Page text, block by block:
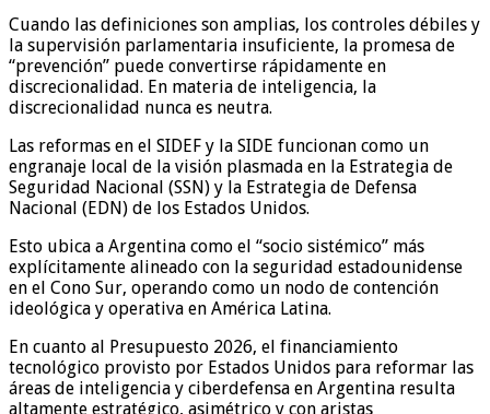
Cuando las definiciones son amplias, los controles débiles y
la supervisión parlamentaria insuficiente, la promesa de
“prevención” puede convertirse rápidamente en
discrecionalidad. En materia de inteligencia, la
discrecionalidad nunca es neutra.
Las reformas en el SIDEF y la SIDE funcionan como un
engranaje local de la visión plasmada en la Estrategia de
Seguridad Nacional (SSN) y la Estrategia de Defensa
Nacional (EDN) de los Estados Unidos.
Esto ubica a Argentina como el “socio sistémico” más
explícitamente alineado con la seguridad estadounidense
en el Cono Sur, operando como un nodo de contención
ideológica y operativa en América Latina.
En cuanto al Presupuesto 2026, el financiamiento
tecnológico provisto por Estados Unidos para reformar las
áreas de inteligencia y ciberdefensa en Argentina resulta
altamente estratégico, asimétrico y con aristas